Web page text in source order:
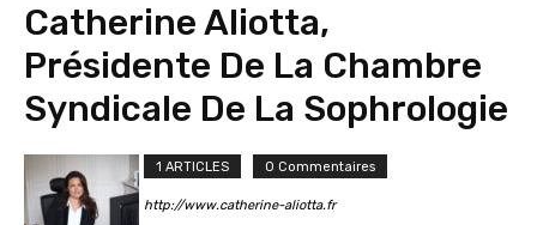
Catherine Aliotta,
Présidente De La Chambre
Syndicale De La Sophrologie
1 ARTICLES 0 Commentaires
http://www.catherine-aliotta.fr